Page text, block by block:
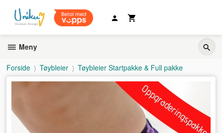
innholdet
Meny
Forside Tøybleier Tøybleier Startpakke & Full pakke